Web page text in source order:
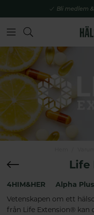
Bli medlem
Life
4HIM&HER Alpha Plus
Vetenskapen om ett
från Life Extension® kan